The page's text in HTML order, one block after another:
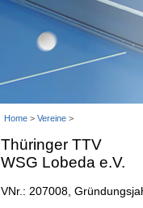
Home > Vereine >
Thüringer TTV
WSG Lobeda e.V.
VNr.: 207008,